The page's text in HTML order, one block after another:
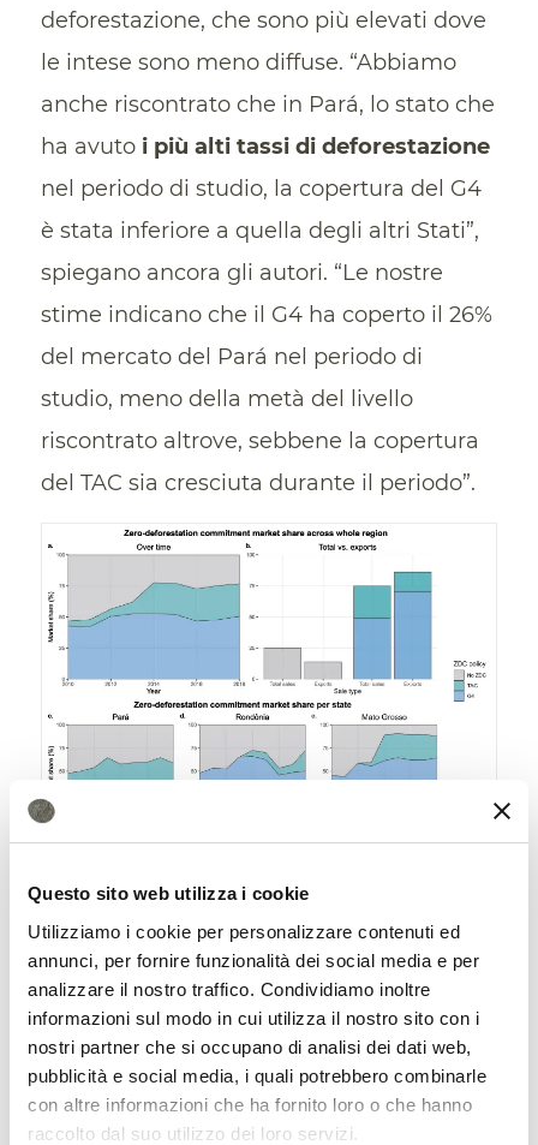
Questo sito web utilizza i cookie
Utilizziamo i cookie per personalizzare contenuti ed
annunci, per fornire funzionalità dei social media e per
analizzare il nostro traffico. Condividiamo inoltre
informazioni sul modo in cui utilizza il nostro sito con i
nostri partner che si occupano di analisi dei dati web,
pubblicità e social media, i quali potrebbero combinarle
con altre informazioni che ha fornito loro o che hanno
raccolto dal suo utilizzo dei loro servizi.
deforestazione, che sono più elevati dove
le intese sono meno diffuse. “Abbiamo
anche riscontrato che in Pará, lo stato che
ha avuto i più alti tassi di deforestazione
nel periodo di studio, la copertura del G4
è stata inferiore a quella degli altri Stati”,
spiegano ancora gli autori. “Le nostre
stime indicano che il G4 ha coperto il 26%
del mercato del Pará nel periodo di
studio, meno della metà del livello
riscontrato altrove, sebbene la copertura
del TAC sia cresciuta durante il periodo”.
Deforestation Commitment) nel periodo e nella regione di studio; (b) quota
di mercato totale vs vendite ed esportazioni; (c) (d) (e) quota di mercato
totale delle imprese G4, TAC e non ZDC negli Stati di Pará, Rondônia e Mato
halved by scaling up the implementation of zero-deforestation cattle
commitments”, 2023 Attribution 4.0 International (CC BY 4.0)